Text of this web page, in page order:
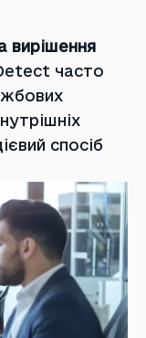
вирішення
часто
спосіб